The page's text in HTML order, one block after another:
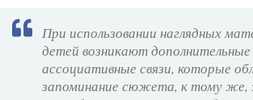
При использовании наглядных
детей возникают дополнительные
ассоциативные связи, которые
запоминание сюжета, к тому же,